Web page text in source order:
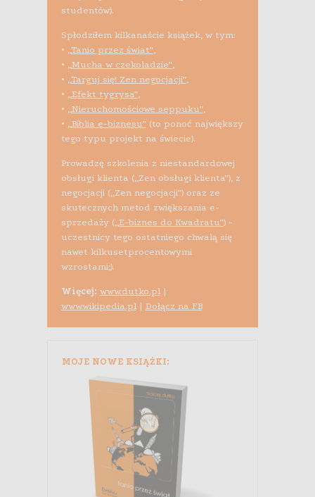
studentów).
Spłodziłem kilkanaście książek, w tym:
•
„Tanio przez świat”,
•
„Mucha w czekoladzie”,
•
„Targuj się! Zen negocjacji”,
•
„Efekt tygrysa”,
•
„Nieruchomościowe seppuku”,
•
„Biblia e-biznesu”(to ponoć największy
tego typu projekt na świecie).
Prowadzę szkolenia z niestandardowej
obsługi klienta („Zen obsługi klienta”), z
negocjacji („Zen negocjacji”) oraz ze
skutecznych metod zwiększania e-
sprzedaży („E-biznes do Kwadratu”) -
uczestnicy tego ostatniego chwalą się
nawet kilkusetprocentowymi
wzrostami;).
Więcej: www.dutko.pl |
www.wikipedia.pl | Dołącz na FB
MOJE NOWE KSIĄŻKI: